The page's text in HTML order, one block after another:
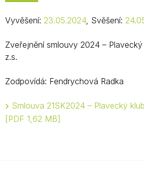
Vyvěšení: 23.05.2024, Svěšení:
Zveřejnění smlouvy 2024 –
z.s.
Zodpovídá: Fendrychová Radka
Smlouva 21SK2024 – Plavecký
PDF 1,62 MB